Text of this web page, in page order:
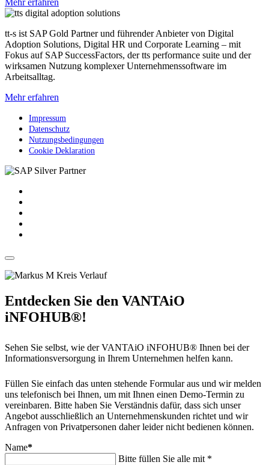
Mehr erfahren
tt-s ist SAP Gold Partner und führender Anbieter von Digital
Adoption Solutions, Digital HR und Corporate Learning – mit
Fokus auf SAP SuccessFactors, der tts performance suite und der
wirksamen Nutzung komplexer Unternehmenssoftware im
Arbeitsalltag.
Mehr erfahren
Impressum
Datenschutz
Nutzungsbedingungen
Cookie Deklaration
Entdecken Sie den VANTAiO
iNFOHUB®!
Sehen Sie selbst, wie der VANTAiO iNFOHUB® Ihnen bei der
Informationsversorgung in Ihrem Unternehmen helfen kann.
Füllen Sie einfach das unten stehende Formular aus und wir melden
uns telefonisch bei Ihnen, um mit Ihnen einen Demo-Termin zu
vereinbaren. Bitte haben Sie Verständnis dafür, dass sich unser
Angebot ausschließlich an Unternehmenskunden richtet und wir
Anfragen von Privatpersonen daher leider nicht bedienen können.
Name*
Bitte füllen Sie alle mit *